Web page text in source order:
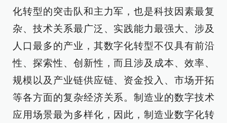
化转型的突击队和主力军，也是科技因素最复
杂、技术关系最广泛、实践能力最强大、涉及
人口最多的产业，其数字化转型不仅具有前沿
性、探索性、创新性，而且涉及成本、效率、
规模以及产业链供应链、资金投入、市场开拓
等各方面的复杂经济关系。制造业的数字技术
应用场景最为多样化，因此，制造业数字化转